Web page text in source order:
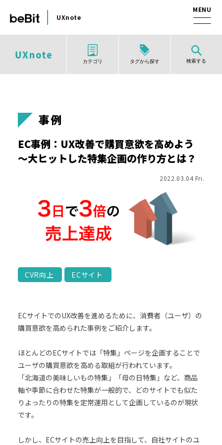
UXnote
カテゴリ タグから探す 検索する
事例
EC事例：UX改善で購買意欲を高めよう
～大ヒットした特集企画の作り方とは？
2022.03.04 Fri.
CVR向上 ECサイト
ECサイトでのUX改善を進めるために、消費者（ユーザ）の
購買意欲を高められた事例をご紹介します。
ほとんどのECサイトでは「特集」ページを企画することで
ユーザの購買意欲を高める取組が行われています。
「北海道の美味しいもの特集」「母の日特集」など、商品
軸や季節に合わせた特集が一般的で、どのサイトでも似た
りよったりの特集を定常運用として企画しているのが現状
です。
しかし、ECサイトの売上向上を目指して、自社サイトのユ